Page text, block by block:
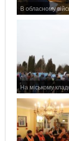
В обласному
На міському